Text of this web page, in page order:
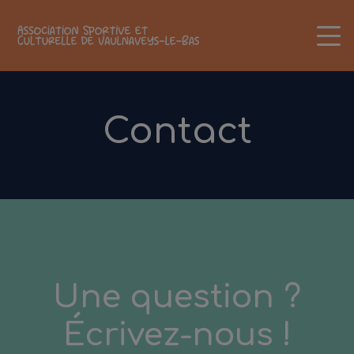
Contact
Une question ?
Écrivez-nous !